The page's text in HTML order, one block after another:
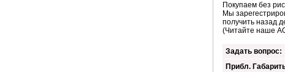
Покупаем без
Мы
получить назад
(Читайте наше
Задать вопрос:
Прибл.